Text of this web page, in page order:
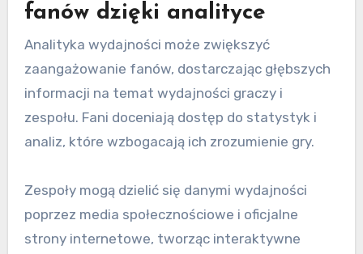
fanów dzięki analityce
Analityka wydajności może zwiększyć
zaangażowanie fanów, dostarczając głębszych
informacji na temat wydajności graczy i
zespołu. Fani doceniają dostęp do statystyk i
analiz, które wzbogacają ich zrozumienie gry.
Zespoły mogą dzielić się danymi wydajności
poprzez media społecznościowe i oficjalne
strony internetowe, tworząc interaktywne